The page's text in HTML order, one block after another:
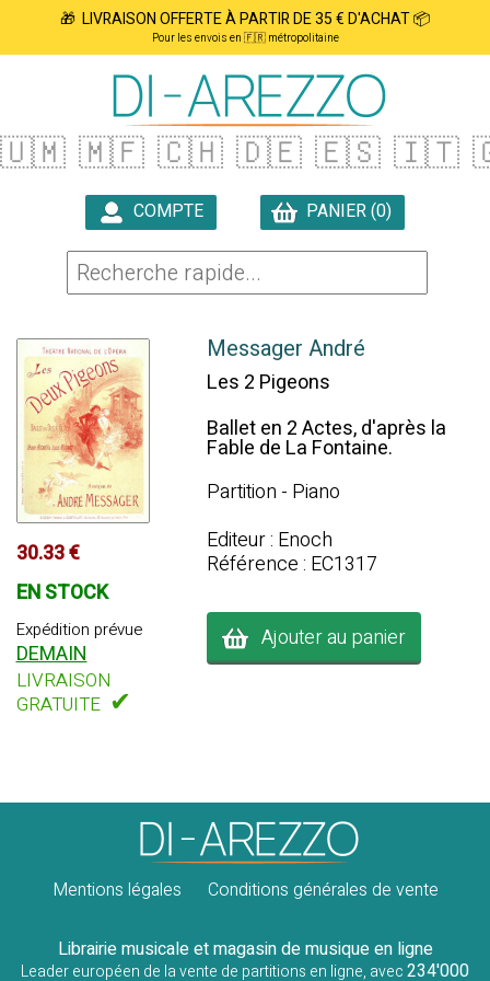
🎁 LIVRAISON OFFERTE À PARTIR DE 35 € D'ACHAT 📦
Pour les envois en 🇫🇷 métropolitaine
🇺🇲 🇲🇫 🇨🇭 🇩🇪 🇪🇸 🇮🇹
COMPTE
PANIER (0)
30.33 €
EN STOCK
Expédition prévue
DEMAIN
LIVRAISON
GRATUITE ✔
Messager André
Les 2 Pigeons
Ballet en 2 Actes, d'après la
Fable de La Fontaine.
Partition - Piano
Editeur : Enoch
Référence : EC1317
Ajouter au panier
Mentions légales Conditions générales de vente
Librairie musicale et magasin de musique en ligne
Leader européen de la vente de partitions en ligne, avec234'000